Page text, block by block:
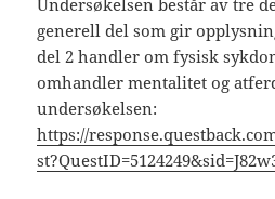
generell del som gir
del 2 handler om fysisk
omhandler mentalitet og
undersøkelsen:
https://